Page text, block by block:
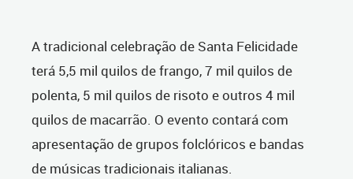
A tradicional celebração de Santa Felicidade
terá 5,5 mil quilos de frango, 7 mil quilos de
polenta, 5 mil quilos de risoto e outros 4 mil
quilos de macarrão. O evento contará com
apresentação de grupos folclóricos e bandas
de músicas tradicionais italianas.